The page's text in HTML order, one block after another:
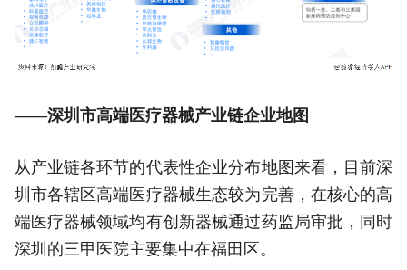
——深圳市高端医疗器械产业链企业地图
从产业链各环节的代表性企业分布地图来看，目前深
圳市各辖区高端医疗器械生态较为完善，在核心的高
端医疗器械领域均有创新器械通过药监局审批，同时
深圳的三甲医院主要集中在福田区。